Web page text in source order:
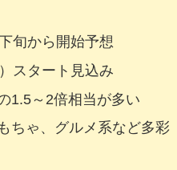
旬から開始予想
スタート見込み
1.5～2倍相当が多い
ちゃ、グルメ系など多彩